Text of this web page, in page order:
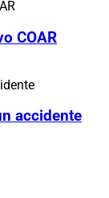
COAR
accidente